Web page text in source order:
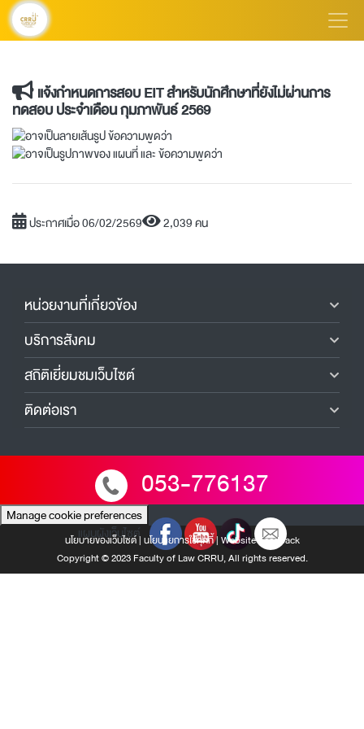
แจ้งกำหนดการสอบ EIT สำหรับนักศึกษาที่ยังไม่ผ่านการ
ทดสอบ ประจำเดือน กุมภาพันธ์ 2569
ประกาศเมื่อ 06/02/2569 2,039 คน
หน่วยงานที่เกี่ยวข้อง
บริการสังคม
สถิติเยี่ยมชมเว็บไซต์
ติดต่อเรา
053-776137
แผนผังเว็บไซต์
Manage cookie preferences
นโยบายของเว็บไซต์| นโยบายการใช้คุกกี้| Website Feedback
Copyright © 2023 Faculty of Law CRRU, All rights reserved.